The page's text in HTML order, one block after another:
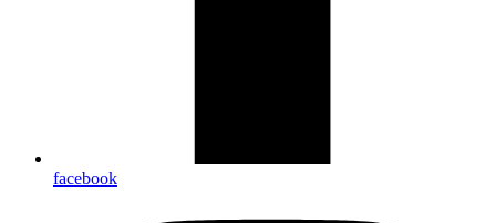
facebook